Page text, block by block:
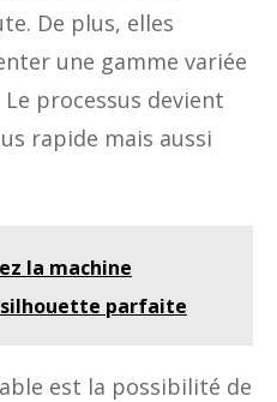
De plus, elles
une gamme variée
processus devient
rapide mais aussi
la machine
silhouette parfaite
est la possibilité de